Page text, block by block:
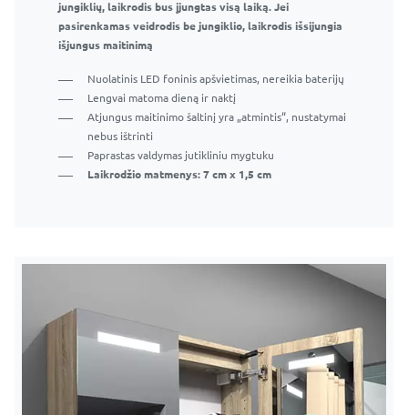
jungiklių, laikrodis bus įjungtas visą laiką. Jei
pasirenkamas veidrodis be jungiklio, laikrodis išsijungia
išjungus maitinimą
Nuolatinis LED foninis apšvietimas, nereikia baterijų
Lengvai matoma dieną ir naktį
Atjungus maitinimo šaltinį yra „atmintis“, nustatymai
nebus ištrinti
Paprastas valdymas jutikliniu mygtuku
Laikrodžio matmenys: 7 cm x 1,5 cm